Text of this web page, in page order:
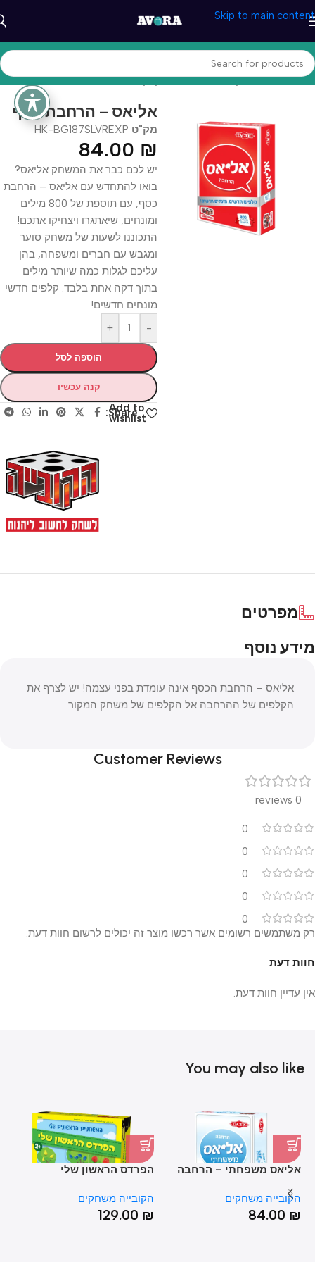
Skip to main content
עמוד הבית/משחקים וצעצעים/משחקי קופסא
אליאס – הרחבת כסף
מק"ט HK-BG187SLVREXP
84.00 ₪
יש לכם כבר את המשחק אליאס?
בואו להתחדש עם אליאס – הרחבת
כסף, עם תוספת של 800 מילים
ומונחים, שיאתגרו ויצחיקו אתכם!
התכוננו לשעות של משחק סוער
ומגבש עם חברים ומשפחה, בהן
עליכם לגלות כמה שיותר מילים
בתוך דקה אחת בלבד. קלפים חדשי
מונחים חדשים!
-
+
הוספה לסל
קנה עכשיו
Add to
wishlist
Share:
מפרטים
מידע נוסף
אליאס – הרחבת הכסף אינה עומדת בפני עצמה! יש לצרף את
הקלפים של ההרחבה אל הקלפים של משחק המקור.
Customer Reviews
0 reviews
0
0
0
0
0
חוות דעת
אין עדיין חוות דעת.
רק משתמשים רשומים אשר רכשו מוצר זה יכולים לרשום חוות דעת.
You may also like
אליאס משפחתי – הרחבה
הקובייה משחקים
84.00 ₪
הפרדס הראשון שלי
הקובייה משחקים
129.00 ₪